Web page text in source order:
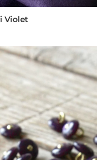
Violet